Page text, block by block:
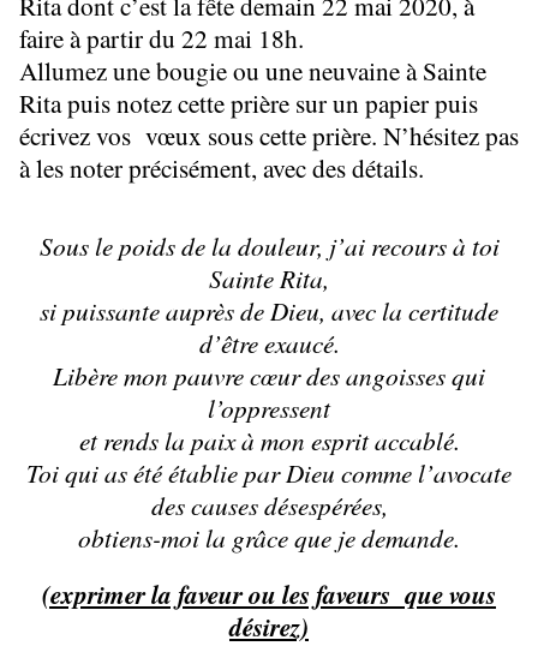
faire à partir du 22 mai 18h.
Allumez une bougie ou une neuvaine à Sainte
Rita puis notez cette prière sur un papier puis
écrivez vos vœux sous cette prière. N’hésitez pas
à les noter précisément, avec des détails.
Sous le poids de la douleur, j’ai recours à toi
Sainte Rita,
si puissante auprès de Dieu, avec la certitude
d’être exaucé.
Libère mon pauvre cœur des angoisses qui
l’oppressent
et rends la paix à mon esprit accablé.
Toi qui as été établie par Dieu comme l’avocate
des causes désespérées,
obtiens-moi la grâce que je demande.
(exprimer la faveur ou les faveurs que vous
désirez)